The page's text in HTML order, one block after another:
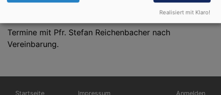
Termine mit Pfr. Stefan Reichenbacher nach
Vereinbarung.
Hauptnavigation
Startseite
Fußbereichsmenü
Impressum
Anmelden
Realisiert mit Klaro!